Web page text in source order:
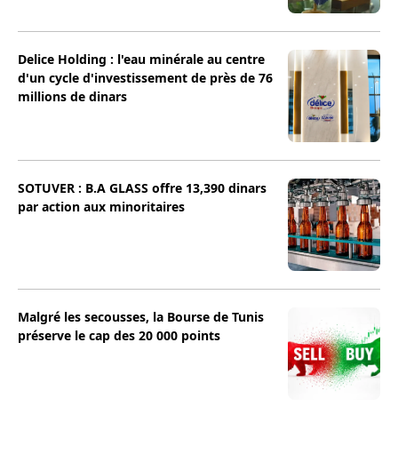
Delice Holding : l'eau minérale au centre
d'un cycle d'investissement de près de 76
millions de dinars
SOTUVER : B.A GLASS offre 13,390 dinars
par action aux minoritaires
Malgré les secousses, la Bourse de Tunis
préserve le cap des 20 000 points